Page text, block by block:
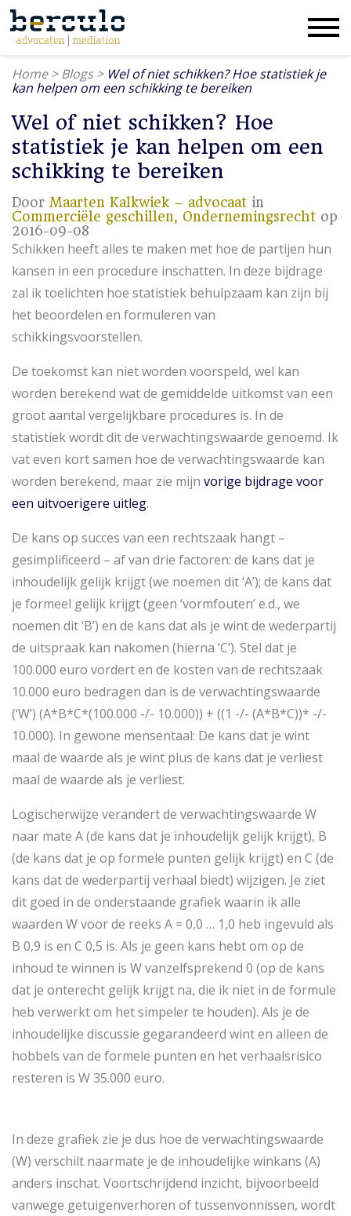
Home>Blogs> Wel of niet schikken? Hoe statistiek je
kan helpen om een schikking te bereiken
Wel of niet schikken? Hoe
statistiek je kan helpen om een
schikking te bereiken
Door Maarten Kalkwiek – advocaat in
Commerciële geschillen, Ondernemingsrecht op
2016-09-08
Schikken heeft alles te maken met hoe de partijen hun
kansen in een procedure inschatten. In deze bijdrage
zal ik toelichten hoe statistiek behulpzaam kan zijn bij
het beoordelen en formuleren van
schikkingsvoorstellen.
De toekomst kan niet worden voorspeld, wel kan
worden berekend wat de gemiddelde uitkomst van een
groot aantal vergelijkbare procedures is. In de
statistiek wordt dit de verwachtingswaarde genoemd. Ik
vat even kort samen hoe de verwachtingswaarde kan
worden berekend, maar zie mijn vorige bijdrage voor
een uitvoerigere uitleg.
De kans op succes van een rechtszaak hangt –
gesimplificeerd – af van drie factoren: de kans dat je
inhoudelijk gelijk krijgt (we noemen dit ‘A’); de kans dat
je formeel gelijk krijgt (geen ‘vormfouten’ e.d., we
noemen dit ‘B’) en de kans dat als je wint de wederpartij
de uitspraak kan nakomen (hierna ‘C’). Stel dat je
100.000 euro vordert en de kosten van de rechtszaak
10.000 euro bedragen dan is de verwachtingswaarde
(‘W’) (A*B*C*(100.000 -/- 10.000)) + ((1 -/- (A*B*C))* -/-
10.000). In gewone mensentaal: De kans dat je wint
maal de waarde als je wint plus de kans dat je verliest
maal de waarde als je verliest.
Logischerwijze verandert de verwachtingswaarde W
naar mate A (de kans dat je inhoudelijk gelijk krijgt), B
(de kans dat je op formele punten gelijk krijgt) en C (de
kans dat de wederpartij verhaal biedt) wijzigen. Je ziet
dit goed in de onderstaande grafiek waarin ik alle
waarden W voor de reeks A = 0,0 … 1,0 heb ingevuld als
B 0,9 is en C 0,5 is. Als je geen kans hebt om op de
inhoud te winnen is W vanzelfsprekend 0 (op de kans
dat je onterecht gelijk krijgt na, die ik niet in de formule
heb verwerkt om het simpeler te houden). Als je de
inhoudelijke discussie gegarandeerd wint en alleen de
hobbels van de formele punten en het verhaalsrisico
resteren is W 35.000 euro.
In deze grafiek zie je dus hoe de verwachtingswaarde
(W) verschilt naarmate je de inhoudelijke winkans (A)
anders inschat. Voortschrijdend inzicht, bijvoorbeeld
vanwege getuigenverhoren of tussenvonnissen, wordt